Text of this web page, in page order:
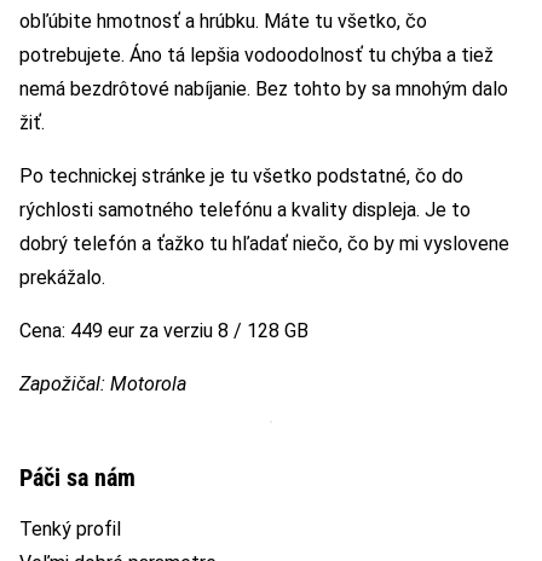
obľúbite hmotnosť a hrúbku. Máte tu všetko, čo
potrebujete. Áno tá lepšia vodoodolnosť tu chýba a tiež
nemá bezdrôtové nabíjanie. Bez tohto by sa mnohým dalo
žiť.
Po technickej stránke je tu všetko podstatné, čo do
rýchlosti samotného telefónu a kvality displeja. Je to
dobrý telefón a ťažko tu hľadať niečo, čo by mi vyslovene
prekážalo.
Cena: 449 eur za verziu 8 / 128 GB
Zapožičal: Motorola
Páči sa nám
Tenký profil